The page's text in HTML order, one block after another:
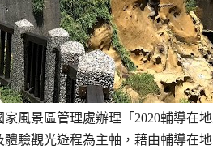
風景區管理處辦理「2020輔導在
驗觀光遊程為主軸，藉由輔導在